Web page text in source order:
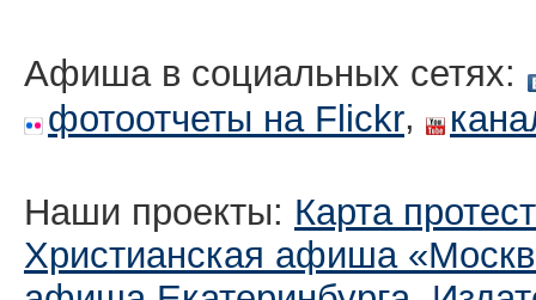
Афиша в социальных сетях:
фотоотчеты на Flickr,
Наши проекты: Карта
Христианская афиша